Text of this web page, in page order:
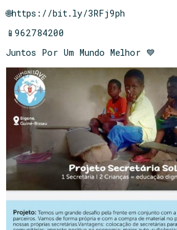
🌐https://bit.ly/3RFj9ph
📱962784200
Juntos Por Um Mundo Melhor 💙